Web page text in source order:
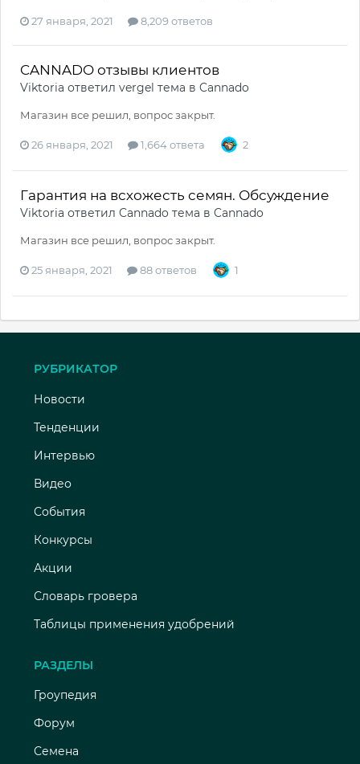
27 января, 2021 8,209 ответов
CANNADO отзывы клиентов
Viktoria ответил vergel тема в Cannado
Магазин все решил, вопрос закрыт.
26 января, 2021 1,664 ответа 2
Гарантия на всхожесть семян. Обсуждение
Viktoria ответил Cannado тема в Cannado
Магазин все решил, вопрос закрыт.
25 января, 2021 88 ответов 1
РУБРИКАТОР
Новости
Тенденции
Интервью
Видео
События
Конкурсы
Акции
Словарь гровера
Таблицы применения удобрений
РАЗДЕЛЫ
Гроупедия
Форум
Семена